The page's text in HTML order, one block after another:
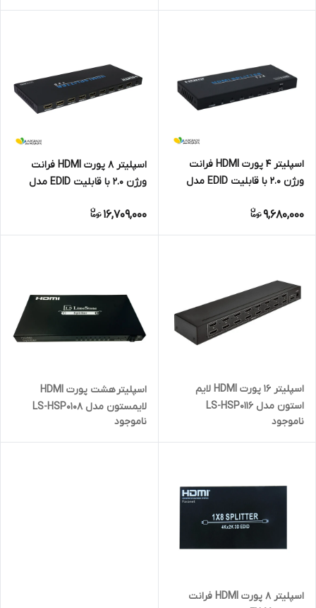
اسپلیتر 4 پورت HDMI فرانت
ورژن 2.0 با قابلیت EDID مدل
9,680,000
اسپلیتر 8 پورت HDMI فرانت
ورژن 2.0 با قابلیت EDID مدل
16,709,000
اسپلیتر 16 پورت HDMI لایم
استون مدل LS-HSP0116
ناموجود
اسپلیتر هشت پورت HDMI
لایمستون مدل LS-HSP0108
ناموجود
اسپلیتر 8 پورت HDMI فرانت